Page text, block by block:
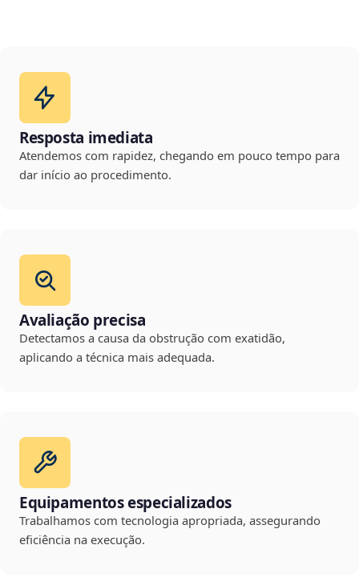
Resposta imediata
Atendemos com rapidez, chegando em pouco tempo para
dar início ao procedimento.
Avaliação precisa
Detectamos a causa da obstrução com exatidão,
aplicando a técnica mais adequada.
Equipamentos especializados
Trabalhamos com tecnologia apropriada, assegurando
eficiência na execução.